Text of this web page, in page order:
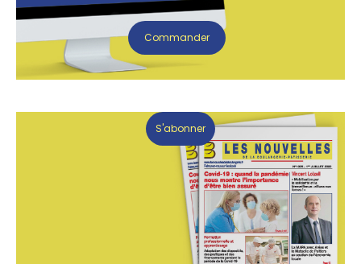
Commander
S'abonner